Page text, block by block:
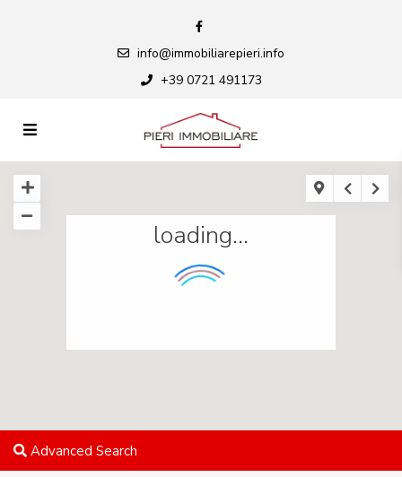
info@immobiliarepieri.info
+39 0721 491173
loading...
Advanced Search